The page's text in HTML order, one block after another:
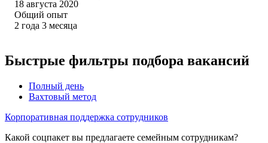
18 августа 2020
Общий опыт
2 года 3 месяца
Быстрые фильтры подбора вакансий
Полный день
Вахтовый метод
Корпоративная поддержка сотрудников
Какой соцпакет вы предлагаете семейным сотрудникам?